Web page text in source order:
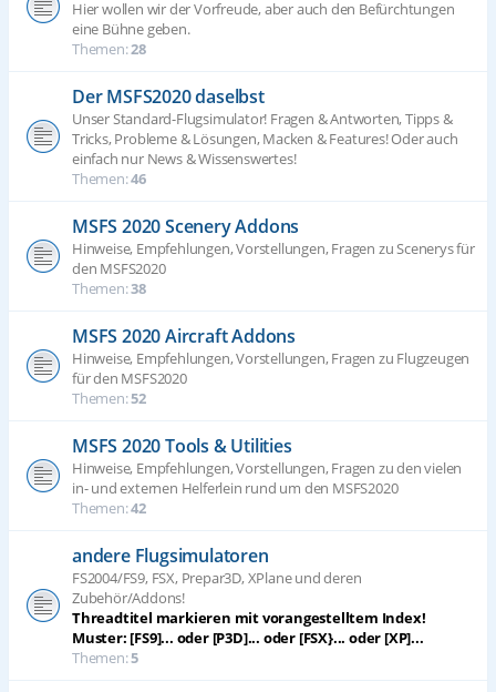
Hier wollen wir der Vorfreude, aber auch den Befürchtungen
eine Bühne geben.
Themen:28
Der MSFS2020 daselbst
Unser Standard-Flugsimulator! Fragen & Antworten, Tipps &
Tricks, Probleme & Lösungen, Macken & Features! Oder auch
einfach nur News & Wissenswertes!
Themen:46
MSFS 2020 Scenery Addons
Hinweise, Empfehlungen, Vorstellungen, Fragen zu Scenerys für
den MSFS2020
Themen:38
MSFS 2020 Aircraft Addons
Hinweise, Empfehlungen, Vorstellungen, Fragen zu Flugzeugen
für den MSFS2020
Themen:52
MSFS 2020 Tools & Utilities
Hinweise, Empfehlungen, Vorstellungen, Fragen zu den vielen
in- und externen Helferlein rund um den MSFS2020
Themen:42
andere Flugsimulatoren
FS2004/FS9, FSX, Prepar3D, XPlane und deren
Zubehör/Addons!
Threadtitel markieren mit vorangestelltem Index!
Muster: [FS9]... oder [P3D]... oder [FSX}... oder [XP]...
Themen:5